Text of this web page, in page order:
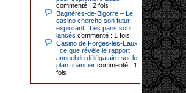
Le plus gros gain gagné depuis plus
de 20 ans dans l’établissement.
31-03-2026|
Série de jackpots au casino JOA de
Gujan-Mestras : ce mois de mars a
été fructueux pour quelques
joueurs. D’abord avec 44 207 euros
commenté : 2 fois
Bagnères-de-Bigorre – Le
casino cherche son futur
exploitant : Les paris sont
lancés commenté : 1 fois
Casino de Forges-les-Eaux
: ce que révèle le rapport
annuel du délégataire sur le
plan financier commenté : 1
fois